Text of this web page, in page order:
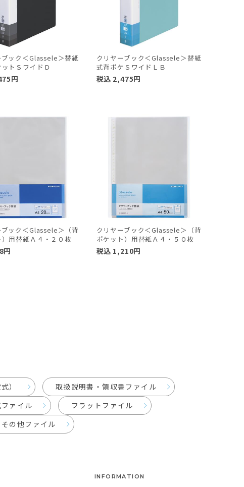
ブック＜Glassele＞替紙
トＳワイドＤ
円
クリヤーブック＜Glassele＞替紙
式背ポケＳワイドＬＢ
税込 2,475円
ック＜Glassele＞（背
用替紙Ａ４・２０枚
円
クリヤーブック＜Glassele＞（背
ポケット）用替紙Ａ４・５０枚
税込 1,210円
）
取扱説明書・領収書ファイル
ァイル
フラットファイル
その他ファイル
INFORMATION